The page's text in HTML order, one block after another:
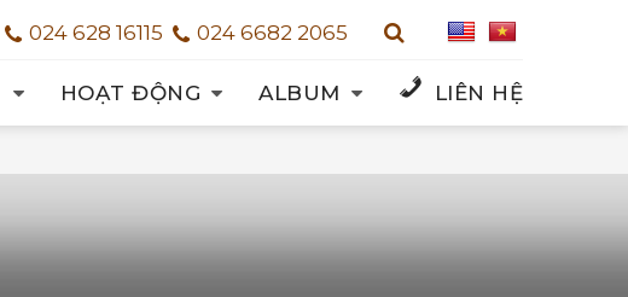
024 628 16115 024 6682 2065
HOẠT ĐỘNG ALBUM LIÊN HỆ